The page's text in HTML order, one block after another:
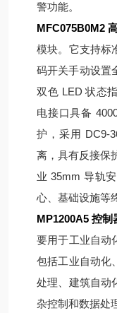
警功能。
MFC075B0M2
模块。它支持标
码开关手动设置
双色 LED 状态
电接口具备
护，采用 DC9-
离，具有反接保
业 35mm 导轨
心、基础设施等
MP1200A5 控制
要用于工业自动
包括工业自动化
处理、建筑自动
杂控制和数据处